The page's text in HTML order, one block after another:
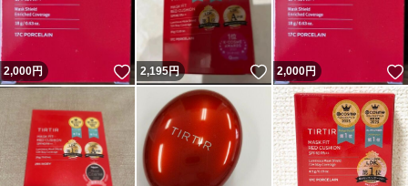
2,000円 いいね！
2,195円 いいね！
2,000円